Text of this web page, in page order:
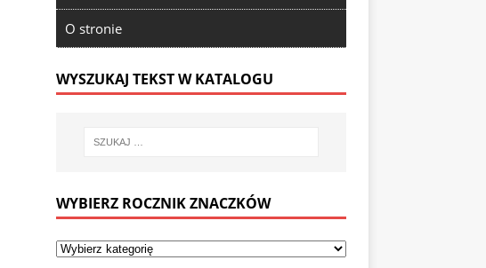
O stronie
WYSZUKAJ TEKST W KATALOGU
WYBIERZ ROCZNIK ZNACZKÓW